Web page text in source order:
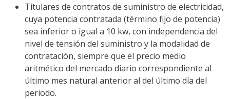
Titulares de contratos de suministro de electricidad,
cuya potencia contratada (término fijo de potencia)
sea inferior o igual a 10 kw, con independencia del
nivel de tensión del suministro y la modalidad de
contratación, siempre que el precio medio
aritmético del mercado diario correspondiente al
último mes natural anterior al del último día del
periodo.